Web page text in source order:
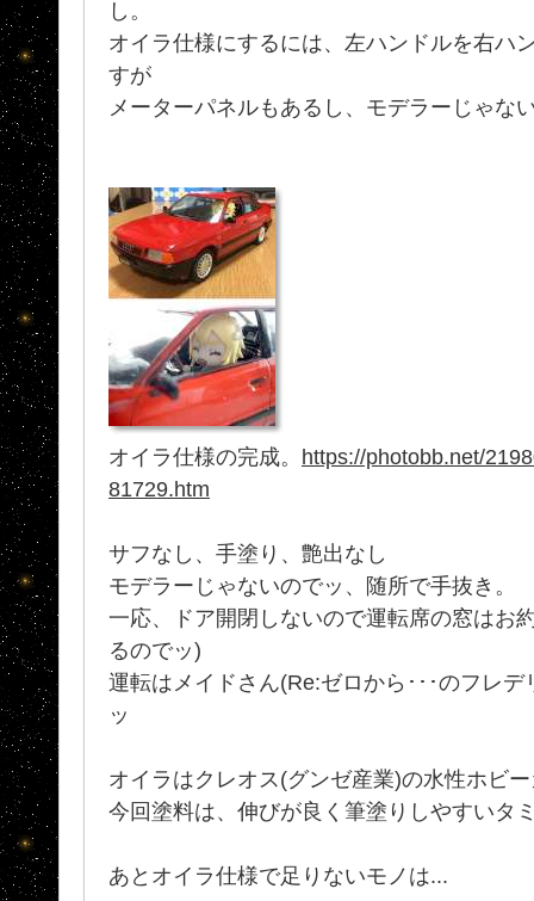
し。
オイラ仕様にするには、左ハンドルを右ハ
すが
メーターパネルもあるし、モデラーじゃな
オイラ仕様の完成。 https://photobb.net/
81729.htm
サフなし、手塗り、艶出なし
モデラーじゃないのでッ、随所で手抜き。
一応、ドア開閉しないので運転席の窓はお
るのでッ)
運転はメイドさん(Re:ゼロから･･･のフレ
ッ
オイラはクレオス(グンゼ産業)の水性ホビ
今回塗料は、伸びが良く筆塗りしやすいタ
あとオイラ仕様で足りないモノは...